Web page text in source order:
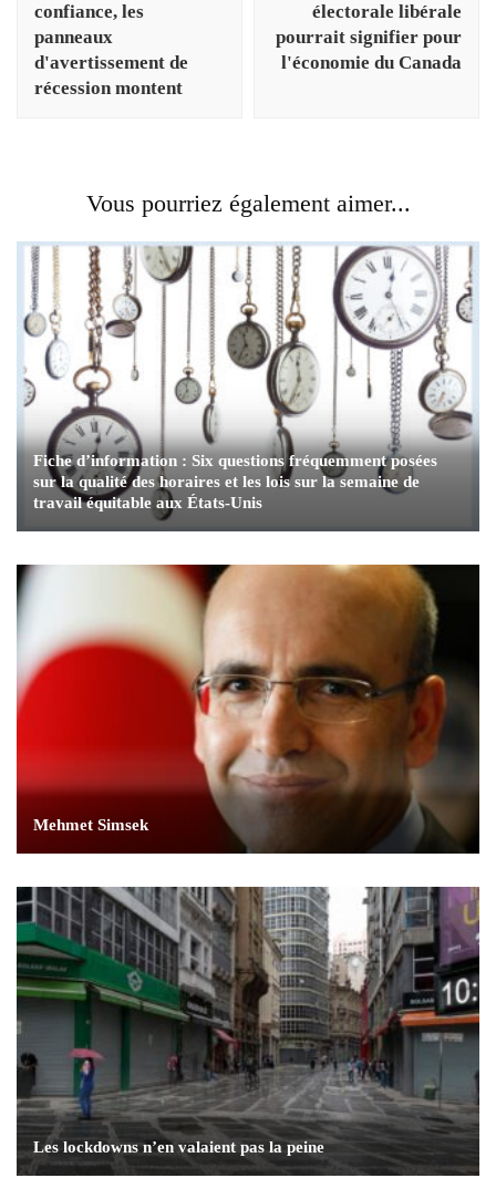
confiance, les
panneaux
d'avertissement de
récession montent
électorale libérale
pourrait signifier pour
l'économie du Canada
Vous pourriez également aimer...
Fiche d’information : Six questions fréquemment posées
sur la qualité des horaires et les lois sur la semaine de
travail équitable aux États-Unis
Mehmet Simsek
Les lockdowns n’en valaient pas la peine